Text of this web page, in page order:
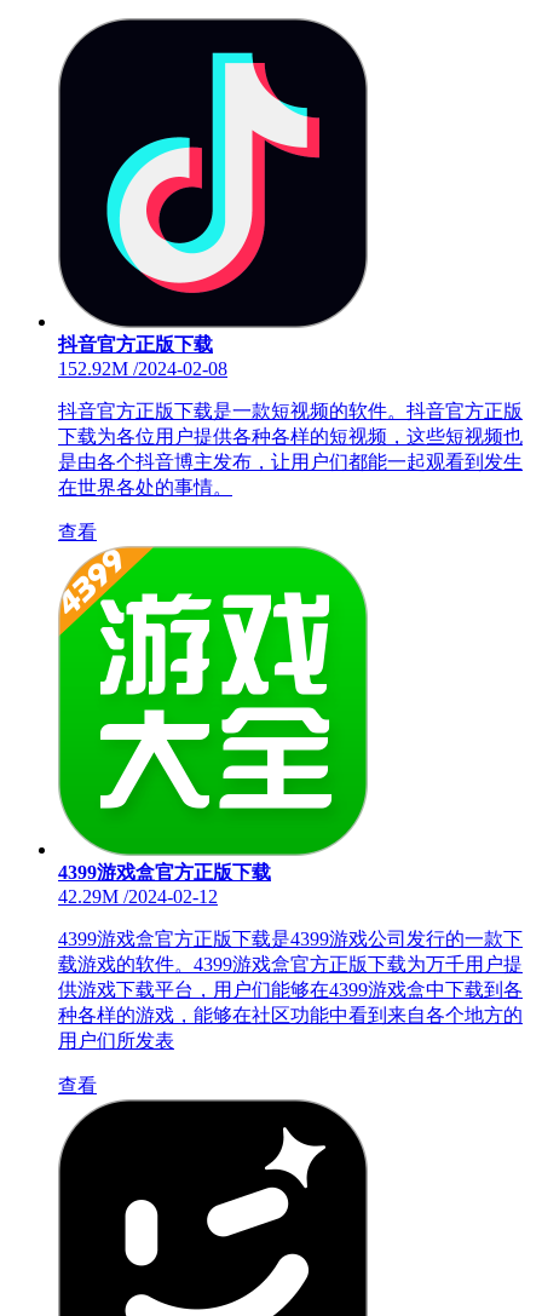
抖音官方正版下载
152.92M /2024-02-08
抖音官方正版下载是一款短视频的软件。抖音官方正版
下载为各位用户提供各种各样的短视频，这些短视频也
是由各个抖音博主发布，让用户们都能一起观看到发生
在世界各处的事情。
查看
4399游戏盒官方正版下载
42.29M /2024-02-12
4399游戏盒官方正版下载是4399游戏公司发行的一款下
载游戏的软件。4399游戏盒官方正版下载为万千用户提
供游戏下载平台，用户们能够在4399游戏盒中下载到各
种各样的游戏，能够在社区功能中看到来自各个地方的
用户们所发表
查看